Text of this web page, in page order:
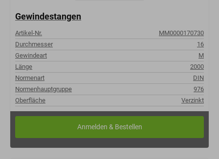
Gewindestangen
Artikel-Nr.
MM0000170730
Durchmesser
16
Gewindeart
M
Länge
2000
Normenart
DIN
Normenhauptgruppe
976
Oberfläche
Verzinkt